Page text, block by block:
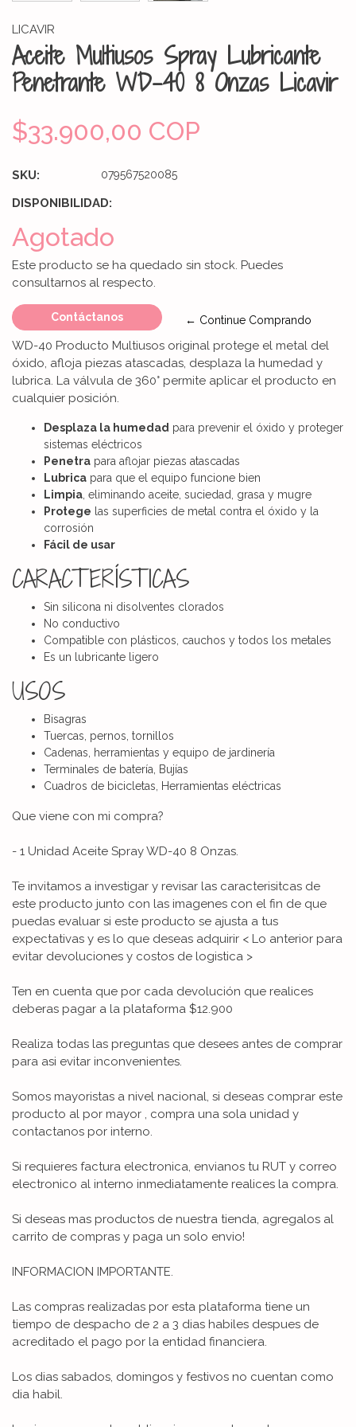
LICAVIR
Aceite Multiusos Spray Lubricante
Penetrante WD-40 8 Onzas Licavir
$33.900,00 COP
SKU: 079567520085
DISPONIBILIDAD:
Agotado
Este producto se ha quedado sin stock. Puedes
consultarnos al respecto.
Contáctanos ← Continue Comprando
WD-40 Producto Multiusos original protege el metal del
óxido, afloja piezas atascadas, desplaza la humedad y
lubrica. La válvula de 360° permite aplicar el producto en
cualquier posición.
Desplaza la humedad para prevenir el óxido y proteger
sistemas eléctricos
Penetra para aflojar piezas atascadas
Lubrica para que el equipo funcione bien
Limpia , eliminando aceite, suciedad, grasa y mugre
Protege las superficies de metal contra el óxido y la
corrosión
Fácil de usar
CARACTERÍSTICAS
Sin silicona ni disolventes clorados
No conductivo
Compatible con plásticos, cauchos y todos los metales
Es un lubricante ligero
USOS
Bisagras
Tuercas, pernos, tornillos
Cadenas, herramientas y equipo de jardinería
Terminales de batería, Bujías
Cuadros de bicicletas, Herramientas eléctricas
Que viene con mi compra?
- 1 Unidad Aceite Spray WD-40 8 Onzas.
Te invitamos a investigar y revisar las caracterisitcas de
este producto junto con las imagenes con el fin de que
puedas evaluar si este producto se ajusta a tus
expectativas y es lo que deseas adquirir < Lo anterior para
evitar devoluciones y costos de logistica >
Ten en cuenta que por cada devolución que realices
deberas pagar a la plataforma $12.900
Realiza todas las preguntas que desees antes de comprar
para asi evitar inconvenientes.
Somos mayoristas a nivel nacional, si deseas comprar este
producto al por mayor , compra una sola unidad y
contactanos por interno.
Si requieres factura electronica, envianos tu RUT y correo
electronico al interno inmediatamente realices la compra.
Si deseas mas productos de nuestra tienda, agregalos al
carrito de compras y paga un solo envio!
INFORMACION IMPORTANTE.
Las compras realizadas por esta plataforma tiene un
tiempo de despacho de 2 a 3 dias habiles despues de
acreditado el pago por la entidad financiera.
Los dias sabados, domingos y festivos no cuentan como
dia habil.